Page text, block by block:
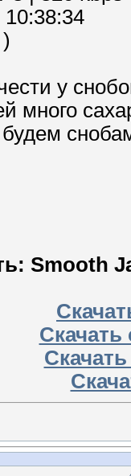
10:38:34
у
много
Smooth
Скачать